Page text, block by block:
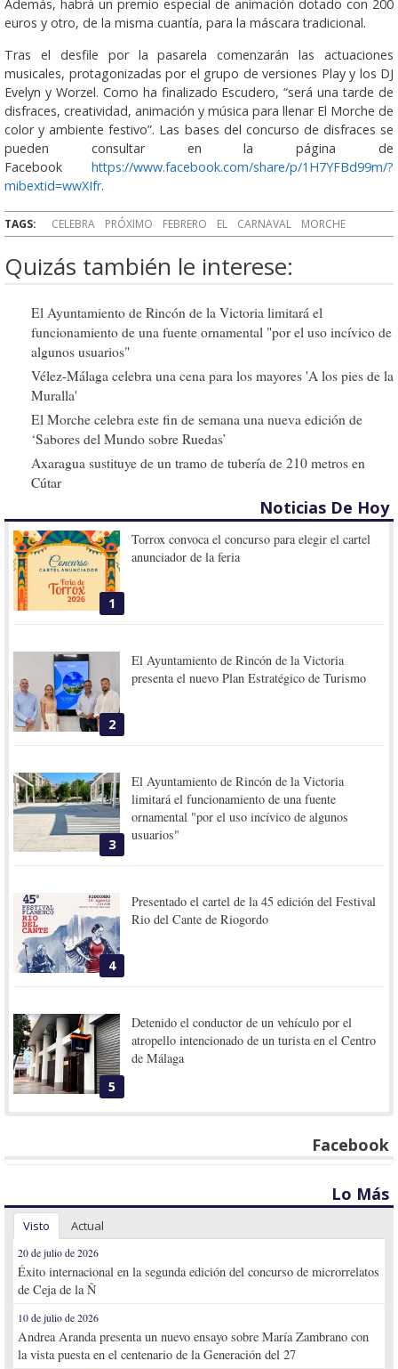
Además, habrá un premio especial de animación dotado con 200
euros y otro, de la misma cuantía, para la máscara tradicional.
Tras el desfile por la pasarela comenzarán las actuaciones
musicales, protagonizadas por el grupo de versiones Play y los DJ
Evelyn y Worzel. Como ha finalizado Escudero, “será una tarde de
disfraces, creatividad, animación y música para llenar El Morche de
color y ambiente festivo”. Las bases del concurso de disfraces se
pueden consultar en la página de
Facebook https://www.facebook.com/share/p/1H7YFBd99m/?
mibextid=wwXIfr.
TAGS: CELEBRA PRÓXIMO FEBRERO EL CARNAVAL MORCHE
Quizás también le interese:
El Ayuntamiento de Rincón de la Victoria limitará el
funcionamiento de una fuente ornamental "por el uso incívico de
algunos usuarios"
Vélez-Málaga celebra una cena para los mayores 'A los pies de la
Muralla'
El Morche celebra este fin de semana una nueva edición de
‘Sabores del Mundo sobre Ruedas’
Axaragua sustituye de un tramo de tubería de 210 metros en
Cútar
Noticias De Hoy
1
Torrox convoca el concurso para elegir el cartel
anunciador de la feria
2
El Ayuntamiento de Rincón de la Victoria
presenta el nuevo Plan Estratégico de Turismo
3
El Ayuntamiento de Rincón de la Victoria
limitará el funcionamiento de una fuente
ornamental "por el uso incívico de algunos
usuarios"
4
Presentado el cartel de la 45 edición del Festival
Rio del Cante de Riogordo
5
Detenido el conductor de un vehículo por el
atropello intencionado de un turista en el Centro
de Málaga
Facebook
Lo Más
Visto Actual
20 de julio de 2026
Éxito internacional en la segunda edición del concurso de microrrelatos
de Ceja de la Ñ
10 de julio de 2026
Andrea Aranda presenta un nuevo ensayo sobre María Zambrano con
la vista puesta en el centenario de la Generación del 27